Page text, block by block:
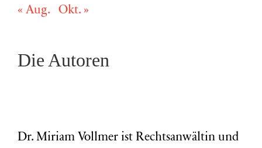
« Aug.
Okt. »
Die Autoren
Dr. Miriam Vollmer ist Rechtsanwältin und